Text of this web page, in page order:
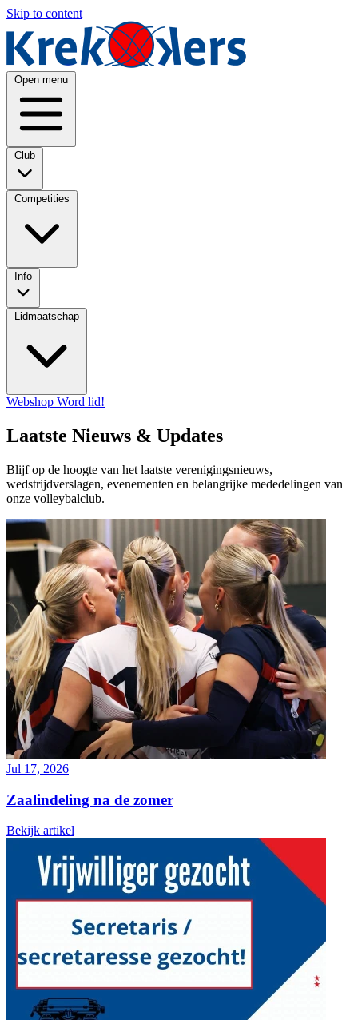
Skip to content
Open menu
Club
Competities
Info
Lidmaatschap
Webshop Word lid!
Laatste Nieuws & Updates
Blijf op de hoogte van het laatste verenigingsnieuws,
wedstrijdverslagen, evenementen en belangrijke mededelingen van
onze volleybalclub.
Jul 17, 2026
Zaalindeling na de zomer
Bekijk artikel